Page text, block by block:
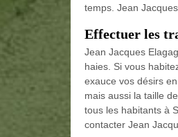
temps. Jean
Effectuer les
Jean Jacques
haies. Si vous
exauce vos désirs
mais aussi la taille
tous les habitants à
contacter Jean